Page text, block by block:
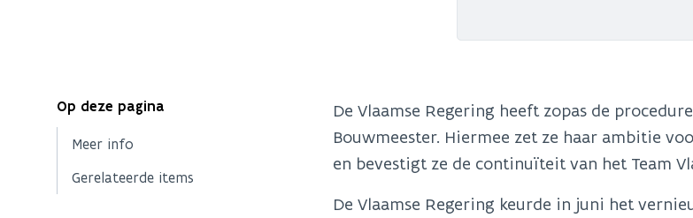
Op deze pagina
Meer info
Gerelateerde items
De Vlaamse Regering heeft zopas de
Bouwmeester. Hiermee zet ze haar ambitie
en bevestigt ze de continuïteit van het Team
De Vlaamse Regering keurde in juni het